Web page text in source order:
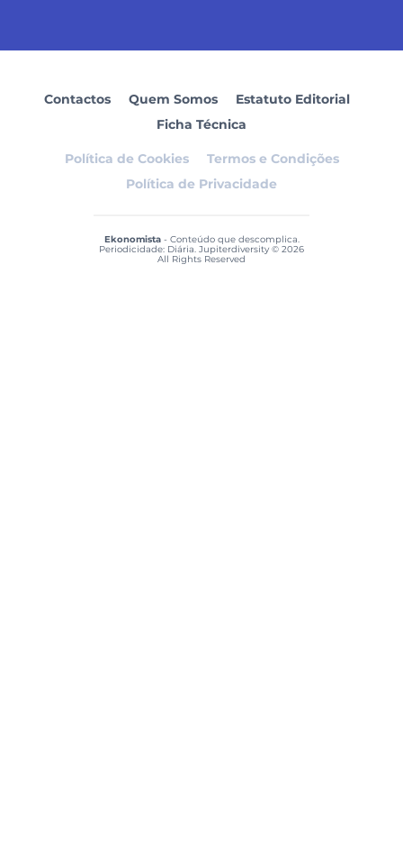
Contactos Quem Somos
Estatuto Editorial
Ficha Técnica
Política de Cookies
Termos e Condições
Política de Privacidade
Ekonomista- Conteúdo que descomplica.
Periodicidade: Diária. Jupiterdiversity © 2026
All Rights Reserved